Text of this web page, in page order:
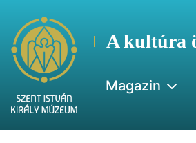
A kultúra
Magazin